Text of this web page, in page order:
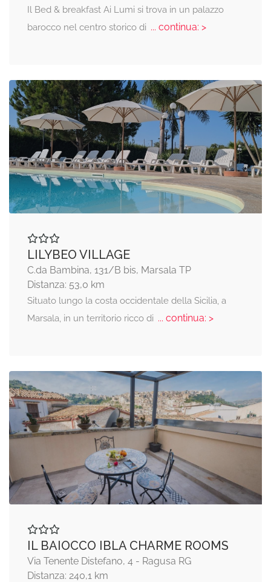
Il Bed & breakfast Ai Lumi si trova in un palazzo
barocco nel centro storico di ... continua: >
LILYBEO VILLAGE
C.da Bambina, 131/B bis, Marsala TP
Distanza: 53,0 km
Situato lungo la costa occidentale della Sicilia, a
Marsala, in un territorio ricco di ... continua: >
IL BAIOCCO IBLA CHARME ROOMS
Via Tenente Distefano, 4 - Ragusa RG
Distanza: 240,1 km